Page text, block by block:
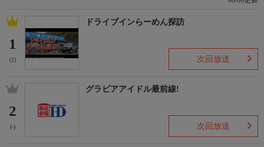
1
(2)
ドライブインらーめん探訪
次回放送
2
(-)
グラビアアイドル最前線!
次回放送